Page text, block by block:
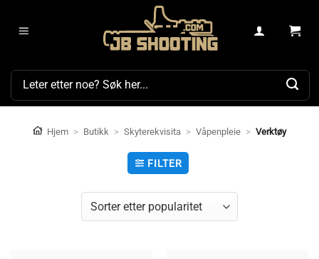
Søk
Hjem > Butikk > Skyterekvisita > Våpenpleie > Verktøy
FILTER